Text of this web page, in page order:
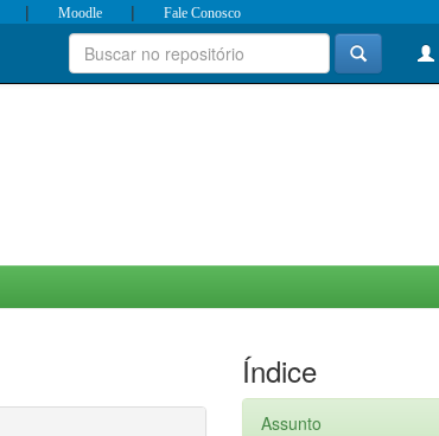
| Moodle | Fale Conosco
Índice
Assunto